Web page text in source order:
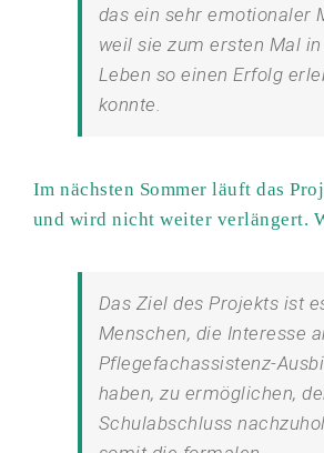
das ein sehr emotionaler
weil sie zum ersten Mal
Leben so einen Erfolg
konnte.
Im nächsten Sommer läuft das
und wird nicht weiter verlängert.
Das Ziel des Projekts ist
Menschen, die Interesse
Pflegefachassistenz-
haben, zu ermöglichen,
Schulabschluss